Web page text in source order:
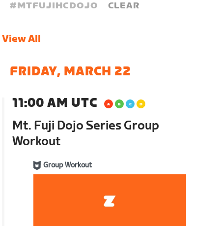
#MTFUJIHCDOJO CLEAR
View All
FRIDAY, MARCH 22
11:00 AM UTC
Mt. Fuji Dojo Series Group
Workout
Group Workout